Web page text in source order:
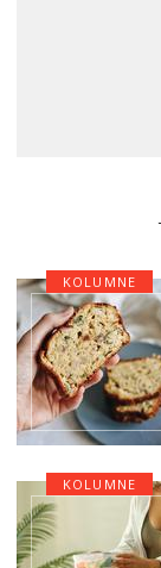
KOLUMNE
KOLUMNE